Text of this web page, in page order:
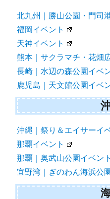
北九州｜勝山公園・門司
福岡イベント
天神イベント
熊本｜サクラマチ・花畑
長崎｜水辺の森公園イベ
鹿児島｜天文館公園イベ
沖縄｜祭り＆エイサーイ
那覇イベント
那覇｜奥武山公園イベント
宜野湾｜ぎのわん海浜公